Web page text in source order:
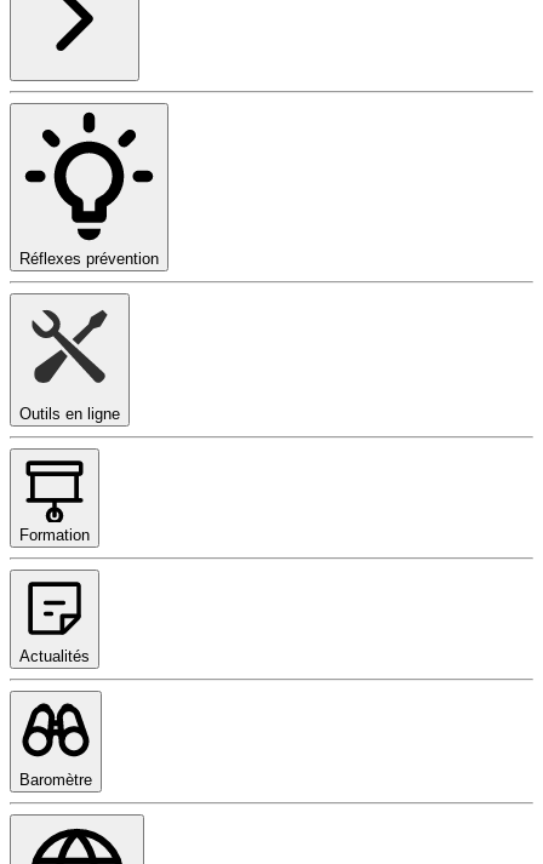
Réflexes prévention
Outils en ligne
Formation
Actualités
Baromètre